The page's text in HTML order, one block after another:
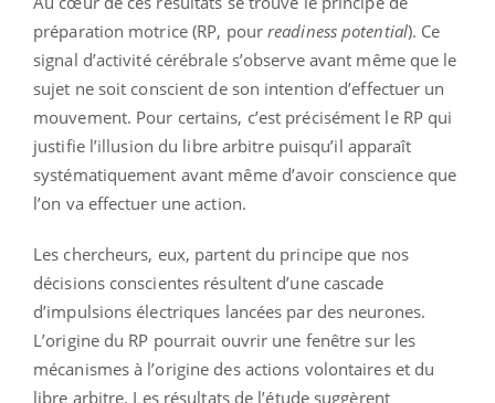
préparation motrice (RP, pourreadiness potential). Ce
signal d’activité cérébrale s’observe avant même que le
sujet ne soit conscient de son intention d’effectuer un
mouvement. Pour certains, c’est précisément le RP qui
justifie l’illusion du libre arbitre puisqu’il apparaît
systématiquement avant même d’avoir conscience que
l’on va effectuer une action.
Les chercheurs, eux, partent du principe que nos
décisions conscientes résultent d’une cascade
d’impulsions électriques lancées par des neurones.
L’origine du RP pourrait ouvrir une fenêtre sur les
mécanismes à l’origine des actions volontaires et du
libre arbitre. Les résultats de l’étude suggèrent